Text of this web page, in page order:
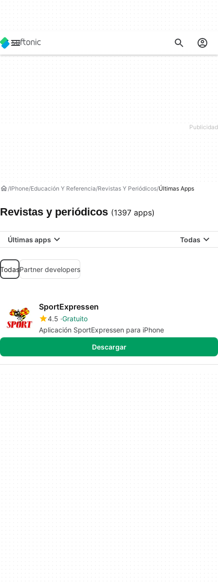
IPhone Educación Y Referencia Revistas Y Periódicos Últimas Apps
Revistas y periódicos (1397 apps)
Últimas apps Todas
TodasPartner developers
SportExpressen
4.5 Gratuito
Aplicación SportExpressen para iPhone
Descargar